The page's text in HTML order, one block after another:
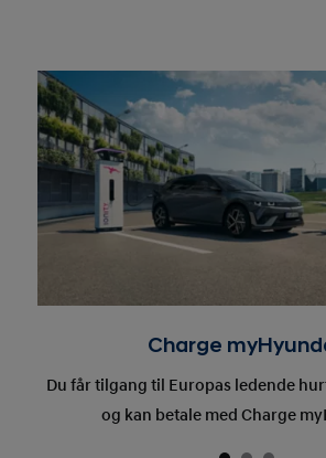
Charge
Du får tilgang til Europas ledende
og kan betale med Charge